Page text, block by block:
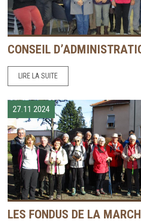
CONSEIL
LIRE LA SUITE
27.11 2024
LES FONDUS DE LA